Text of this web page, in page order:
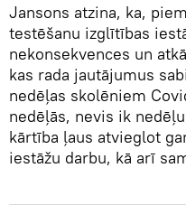
Jansons atzina, ka,
testēšanu izglītības
nekonsekvences un
kas rada jautājumus
nedēļas skolēniem
nedēļās, nevis ik
kārtība ļaus atvieglot
iestāžu darbu, kā arī